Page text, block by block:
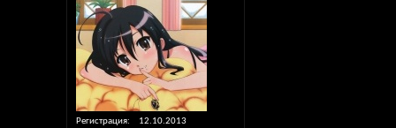
Регистрация
12.10.2013